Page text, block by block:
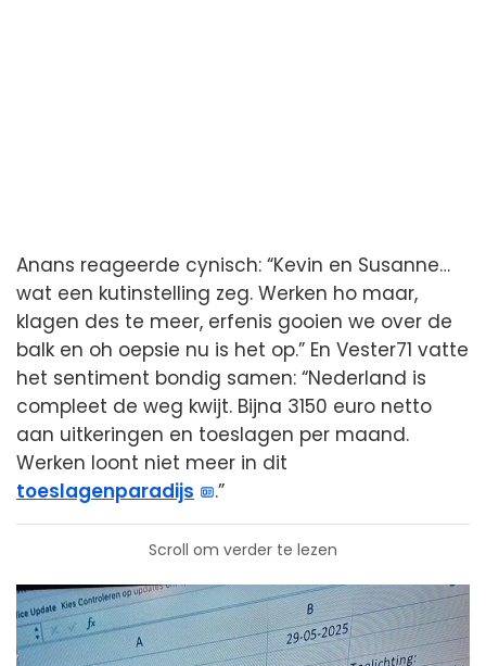
Anans reageerde cynisch: “Kevin en Susanne…
wat een kutinstelling zeg. Werken ho maar,
klagen des te meer, erfenis gooien we over de
balk en oh oepsie nu is het op.” En Vester71 vatte
het sentiment bondig samen: “Nederland is
compleet de weg kwijt. Bijna 3150 euro netto
aan uitkeringen en toeslagen per maand.
Werken loont niet meer in dit
toeslagenparadijs
.”
Scroll om verder te lezen